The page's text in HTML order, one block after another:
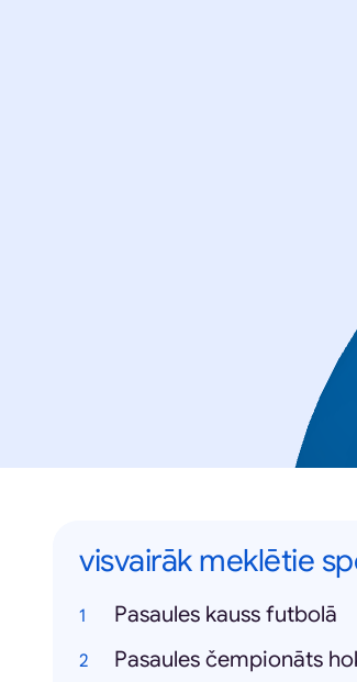
visvairāk meklētie
Pasaules kauss futbolā
Pasaules čempionāts